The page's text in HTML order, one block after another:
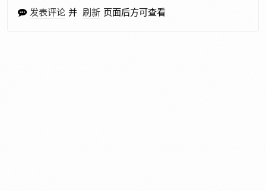
发表评论 并 刷新 页面后方可查看